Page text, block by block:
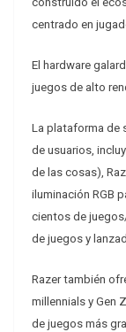
centrado en
El hardware
juegos de alto
La plataforma de
de usuarios,
de las cosas),
iluminación RGB
cientos de
de juegos y
Razer también
millennials y Gen
de juegos más